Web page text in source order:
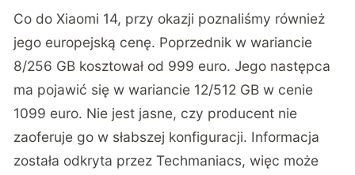
Co do Xiaomi 14, przy okazji poznaliśmy również
jego europejską cenę. Poprzednik w wariancie
8/256 GB kosztował od 999 euro. Jego następca
ma pojawić się w wariancie 12/512 GB w cenie
1099 euro. Nie jest jasne, czy producent nie
zaoferuje go w słabszej konfiguracji. Informacja
została odkryta przezTechmaniacs, więc może